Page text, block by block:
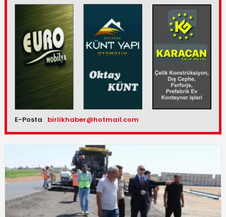
E-Posta birlikhaber@hotmail.com